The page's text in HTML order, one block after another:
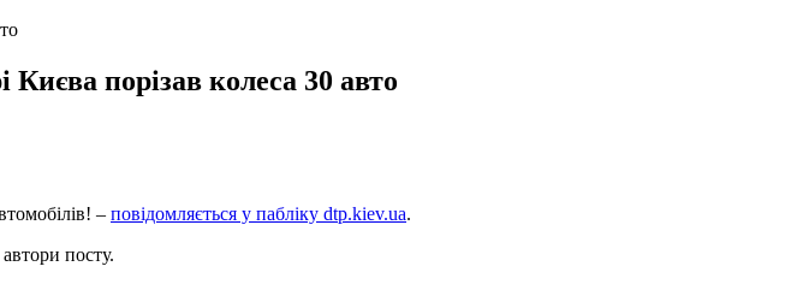
порізав колеса 30 авто
– повідомляється у пабліку dtp.kiev.ua.
посту.